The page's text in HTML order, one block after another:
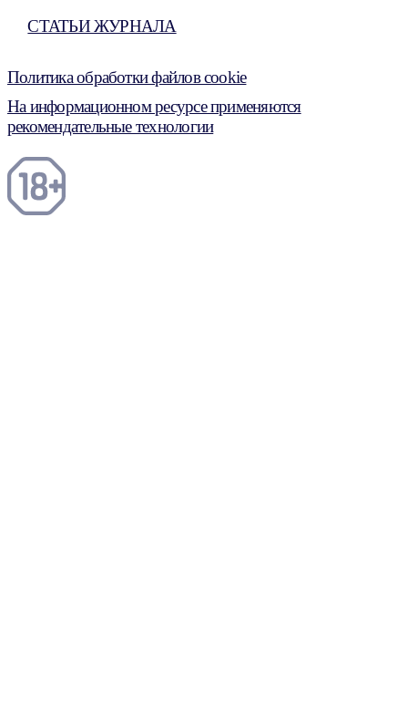
СТАТЬИ ЖУРНАЛА
Политика обработки файлов cookie
На информационном ресурсе применяются
рекомендательные технологии